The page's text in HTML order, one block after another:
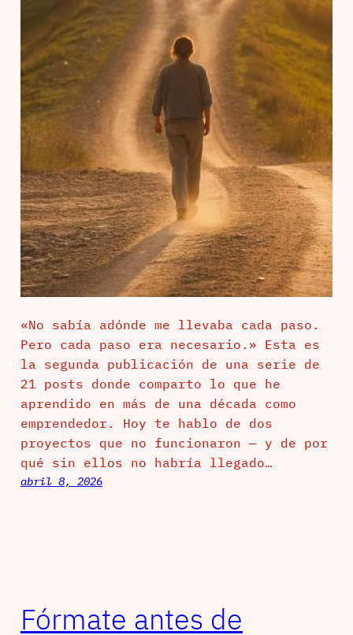
«No sabía adónde me llevaba cada paso.
Pero cada paso era necesario.» Esta es
la segunda publicación de una serie de
21 posts donde comparto lo que he
aprendido en más de una década como
emprendedor. Hoy te hablo de dos
proyectos que no funcionaron — y de por
qué sin ellos no habría llegado…
abril 8, 2026
Fórmate antes de